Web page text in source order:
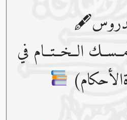
الــخــتــام في